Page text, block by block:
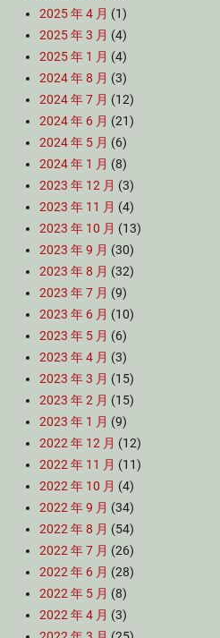
2025 年 4 月 (1)
2025 年 3 月 (4)
2025 年 1 月 (4)
2024 年 8 月 (3)
2024 年 7 月 (12)
2024 年 6 月 (21)
2024 年 5 月 (6)
2024 年 1 月 (8)
2023 年 12 月 (3)
2023 年 11 月 (4)
2023 年 10 月 (13)
2023 年 9 月 (30)
2023 年 8 月 (32)
2023 年 7 月 (9)
2023 年 6 月 (10)
2023 年 5 月 (6)
2023 年 4 月 (3)
2023 年 3 月 (15)
2023 年 2 月 (15)
2023 年 1 月 (9)
2022 年 12 月 (12)
2022 年 11 月 (11)
2022 年 10 月 (4)
2022 年 9 月 (34)
2022 年 8 月 (54)
2022 年 7 月 (26)
2022 年 6 月 (28)
2022 年 5 月 (8)
2022 年 4 月 (3)